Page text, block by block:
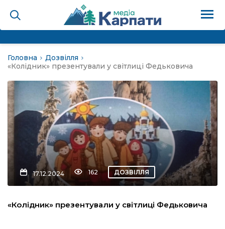
голос гірського
холєра, шо вповідає
Головна
Дозвілля
«Колідник» презентували у світлиці Федьковича
17.12.2024 162 ДОЗВІЛЛЯ
«Колідник» презентували у світлиці Федьковича